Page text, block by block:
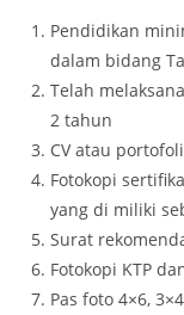
Pendidikan
dalam bidang
Telah
2 tahun
CV atau
Fotokopi
yang di miliki
Surat
Fotokopi KTP
Pas foto 4×6,